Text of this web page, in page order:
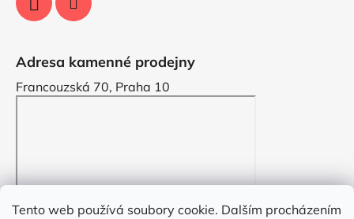
Tento web používá soubory cookie. Dalším procházením
Adresa kamenné prodejny
Francouzská 70, Praha 10